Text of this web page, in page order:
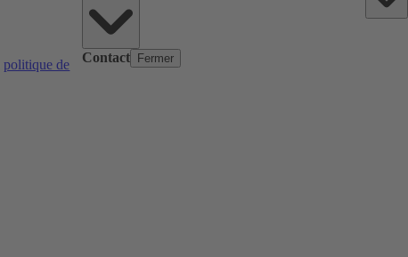
politique de
Contact Fermer